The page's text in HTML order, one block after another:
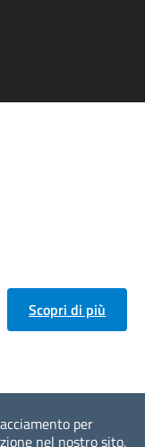
per
nel nostro sito,
Scopri di più